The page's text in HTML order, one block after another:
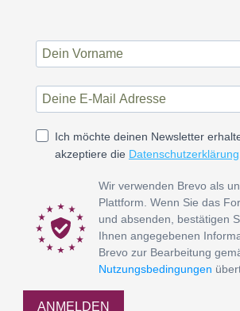
Ich möchte deinen Newsletter
akzeptiere die Datenschutzerklärung
Wir verwenden Brevo als
Plattform. Wenn Sie das
und absenden, bestätigen
Ihnen angegebenen
Brevo zur Bearbeitung
Nutzungsbedingungen
ANMELDEN